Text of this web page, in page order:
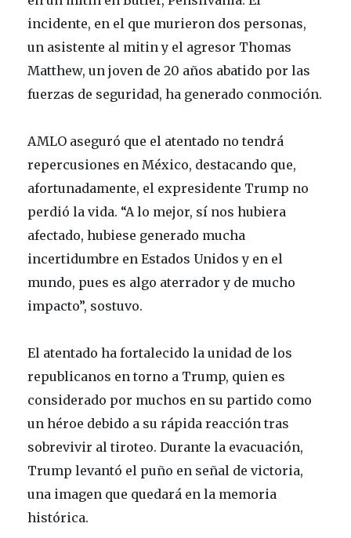
incidente, en el que murieron dos personas,
un asistente al mitin y el agresor Thomas
Matthew, un joven de 20 años abatido por las
fuerzas de seguridad, ha generado conmoción.
AMLO aseguró que el atentado no tendrá
repercusiones en México, destacando que,
afortunadamente, el expresidente Trump no
perdió la vida. “A lo mejor, sí nos hubiera
afectado, hubiese generado mucha
incertidumbre en Estados Unidos y en el
mundo, pues es algo aterrador y de mucho
impacto”, sostuvo.
El atentado ha fortalecido la unidad de los
republicanos en torno a Trump, quien es
considerado por muchos en su partido como
un héroe debido a su rápida reacción tras
sobrevivir al tiroteo. Durante la evacuación,
Trump levantó el puño en señal de victoria,
una imagen que quedará en la memoria
histórica.